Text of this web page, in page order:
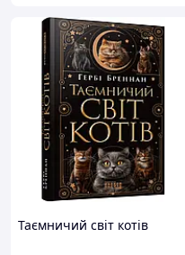
Таємничий світ котів